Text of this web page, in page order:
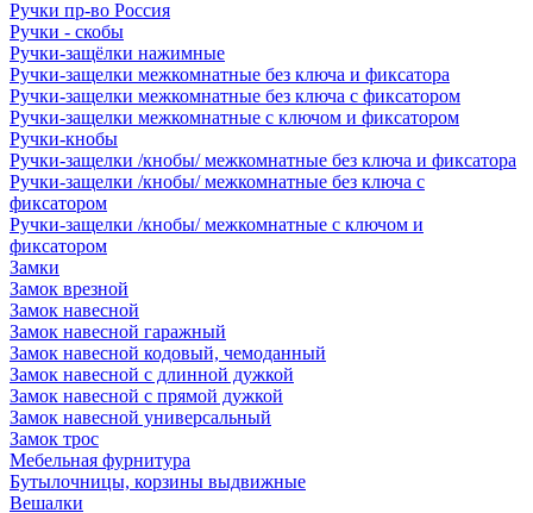
Ручки пр-во Россия
Ручки - скобы
Ручки-защёлки нажимные
Ручки-защелки межкомнатные без ключа и фиксатора
Ручки-защелки межкомнатные без ключа с фиксатором
Ручки-защелки межкомнатные с ключом и фиксатором
Ручки-кнобы
Ручки-защелки /кнобы/ межкомнатные без ключа и фиксатора
Ручки-защелки /кнобы/ межкомнатные без ключа с
фиксатором
Ручки-защелки /кнобы/ межкомнатные с ключом и
фиксатором
Замки
Замок врезной
Замок навесной
Замок навесной гаражный
Замок навесной кодовый, чемоданный
Замок навесной с длинной дужкой
Замок навесной с прямой дужкой
Замок навесной универсальный
Замок трос
Мебельная фурнитура
Бутылочницы, корзины выдвижные
Вешалки